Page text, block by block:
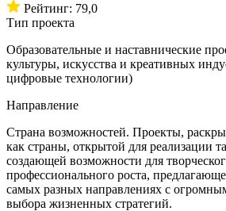
Рейтинг: 79,0
Тип проекта
Образовательные и наставнические
культуры, искусства и креативных
цифровые технологии)
Направление
Страна возможностей. Проекты,
как страны, открытой для реализации
создающей возможности для
профессионального роста,
самых разных направлениях с
выбора жизненных стратегий.